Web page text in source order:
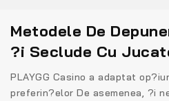
Metodele De
?i Seclude Cu
PLAYGG Casino a adaptat
preferin?elor De asemenea, ?i